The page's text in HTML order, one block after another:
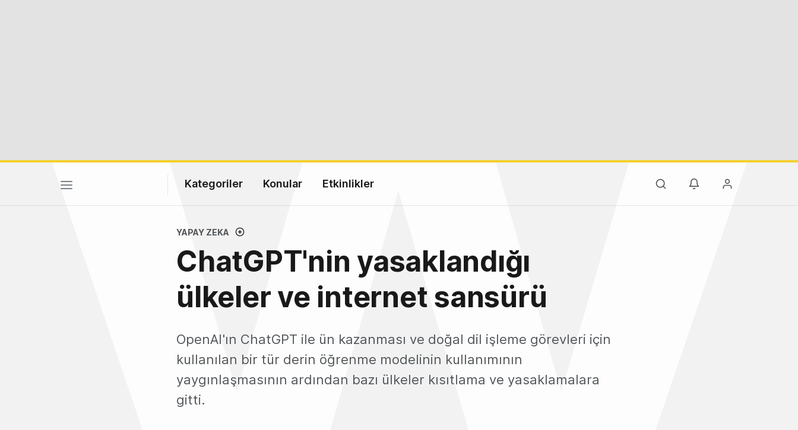
Kategoriler Konular Etkinlikler
YAPAY ZEKA
ChatGPT'nin yasaklandığı
ülkeler ve internet sansürü
OpenAI'ın ChatGPT ile ün kazanması ve doğal dil işleme görevleri için
kullanılan bir tür derin öğrenme modelinin kullanımının
yaygınlaşmasının ardından bazı ülkeler kısıtlama ve yasaklamalara
gitti.